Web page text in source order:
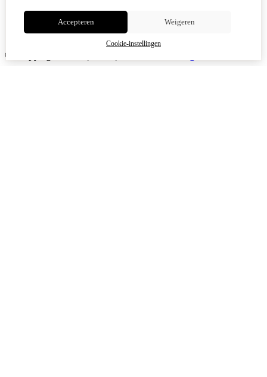
© Copyright 2026
Accepteren Weigeren
Cookie-instellingen